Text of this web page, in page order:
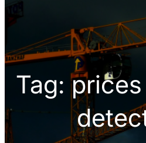
Tag: